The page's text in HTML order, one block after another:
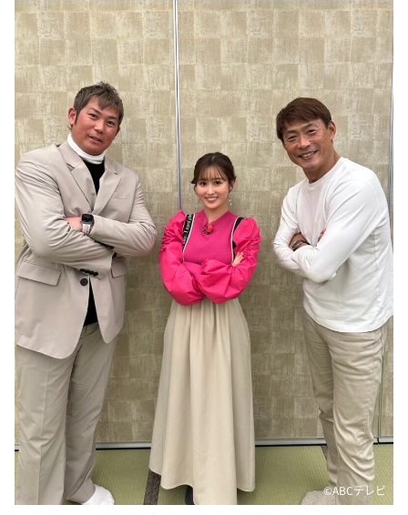
新婚さんいらっしゃい！
ポツンと一軒家
ザキ山小屋本館
ぺこぱのまるスポ
アナ回覧板
©ABCテレビ